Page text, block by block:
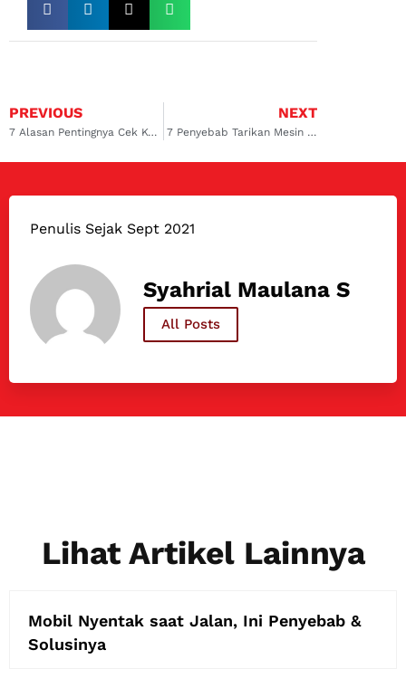
PREVIOUS
7 Alasan Pentingnya Cek Kondisi Mobil Secara Rutin
NEXT
7 Penyebab Tarikan Mesin Diesel Berat pada Mobil
Penulis Sejak Sept 2021
Syahrial Maulana S
All Posts
Lihat Artikel Lainnya
Mobil Nyentak saat Jalan, Ini Penyebab &
Solusinya